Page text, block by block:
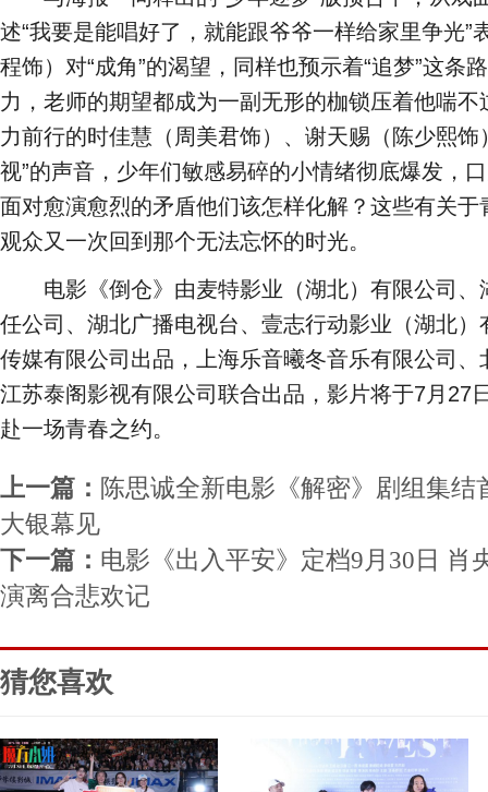
述“我要是能唱好了，就能跟爷爷一样给家里争光”
程饰）对“成角”的渴望，同样也预示着“追梦”这条
力，老师的期望都成为一副无形的枷锁压着他喘
力前行的时佳慧（周美君饰）、谢天赐（陈少熙饰
视”的声音，少年们敏感易碎的小情绪彻底爆发，
面对愈演愈烈的矛盾他们该怎样化解？这些有关
观众又一次回到那个无法忘怀的时光。
电影《倒仓》由麦特影业（湖北）有限公司、
任公司、湖北广播电视台、壹志行动影业（湖北
传媒有限公司出品，上海乐音曦冬音乐有限公司
江苏泰阁影视有限公司联合出品，影片将于7月27
赴一场青春之约。
上一篇： 陈思诚全新电影《解密》剧组集结
大银幕见
下一篇： 电影《出入平安》定档9月30日 肖
演离合悲欢记
猜您喜欢